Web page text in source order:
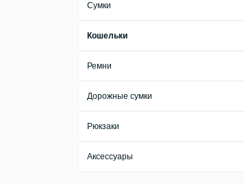
Сумки
Кошельки
Ремни
Дорожные сумки
Рюкзаки
Аксессуары